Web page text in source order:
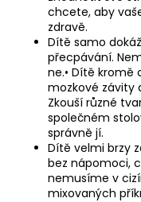
chcete, aby
zdravě.
Dítě samo
přecpávání.
ne.• Dítě
mozkové závity
Zkouší různé
společném
správně jí.
Dítě velmi brzy
bez nápomoci,
nemusíme v
mixovaných